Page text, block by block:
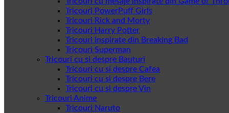
Tricouri PowerPuff Girls
Tricouri Rick and Morty
Tricouri Harry Potter
Tricouri Inspirate din Breaking Bad
Tricouri Superman
Tricouri cu si despre Bauturi
Tricouri cu si despre Cafea
Tricouri cu si despre Bere
Tricouri cu si despre Vin
Tricouri Anime
Tricouri Naruto